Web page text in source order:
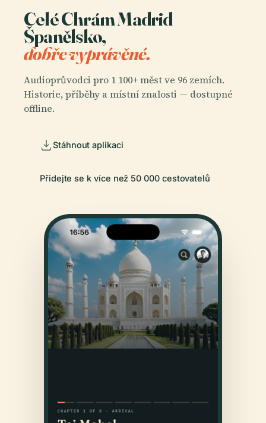
Celé Chrám Madrid
Španělsko,
dobře vyprávěné.
Audioprůvodci pro 1 100+ měst ve 96 zemích.
Historie, příběhy a místní znalosti — dostupné
offline.
Stáhnout aplikaci
Přidejte se k více než 50 000 cestovatelů